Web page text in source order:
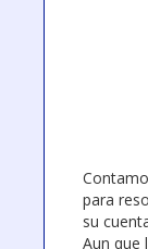
para
su
Aun que